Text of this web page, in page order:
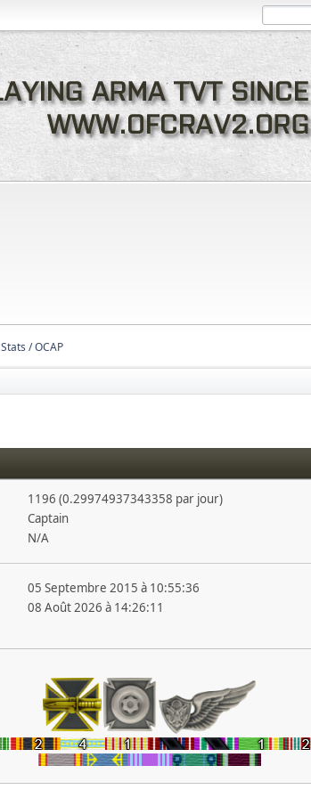
Stats / OCAP
1196 (0.29974937343358 par jour)
Captain
N/A
05 Septembre 2015 à 10:55:36
08 Août 2026 à 14:26:11